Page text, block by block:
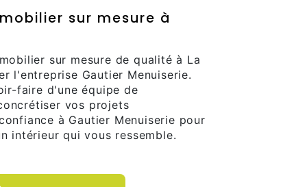
sur mesure à
sur mesure de qualité à La
l'entreprise Gautier Menuiserie.
faire d'une équipe de
vos projets
à Gautier Menuiserie pour
intérieur qui vous ressemble.